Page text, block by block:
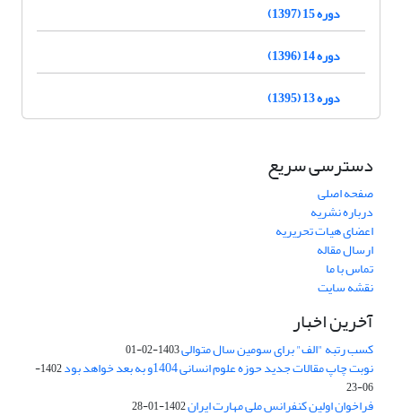
دوره 15 (1397)
دوره 14 (1396)
دوره 13 (1395)
دسترسی سریع
صفحه اصلی
درباره نشریه
اعضای هیات تحریریه
ارسال مقاله
تماس با ما
نقشه سایت
آخرین اخبار
کسب رتبه "الف" برای سومین سال متوالی1403-02-01
نوبت چاپ مقالات جدید حوزه علوم انسانی 1404و به بعد خواهد بود
1402-
06-23
فراخوان اولین کنفرانس ملی مهارت ایران1402-01-28